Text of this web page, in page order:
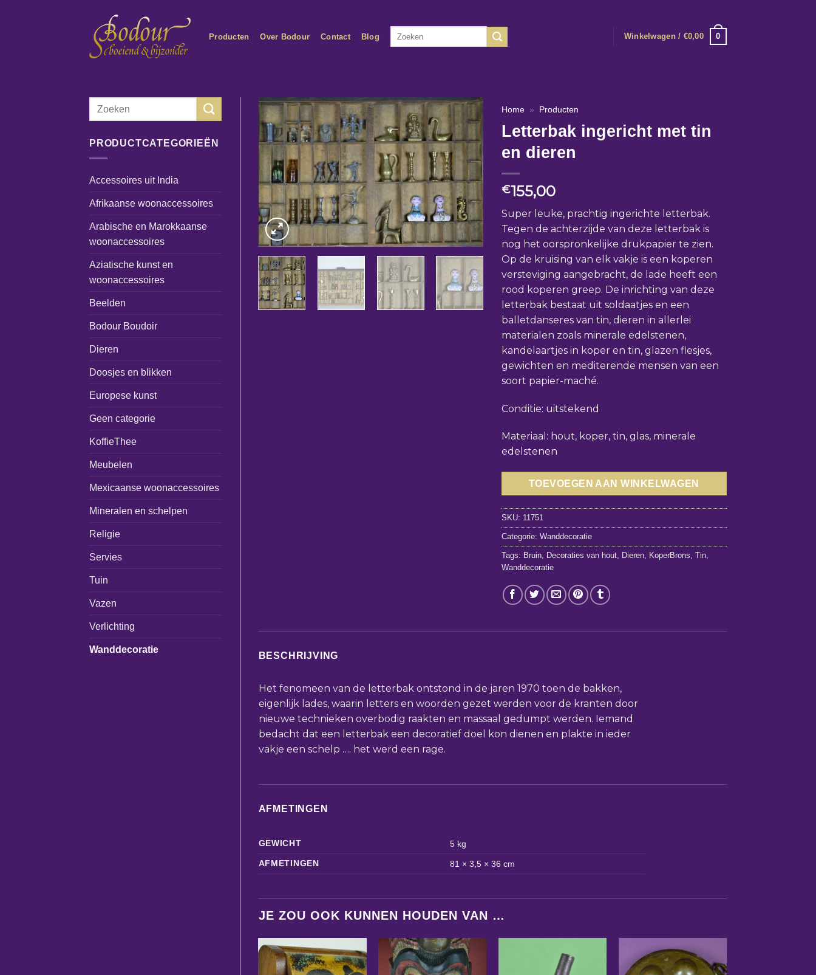
Producten Over Bodour Contact Blog Winkelwagen / €0,00 0
Zoeken
PRODUCTCATEGORIEËN
Accessoires uit India
Afrikaanse woonaccessoires
Arabische en Marokkaanse
woonaccessoires
Aziatische kunst en
woonaccessoires
Beelden
Bodour Boudoir
Dieren
Doosjes en blikken
Europese kunst
Geen categorie
KoffieThee
Meubelen
Mexicaanse woonaccessoires
Mineralen en schelpen
Religie
Servies
Tuin
Vazen
Verlichting
Wanddecoratie
Home » Producten
Letterbak ingericht met tin
en dieren
€155,00
Super leuke, prachtig ingerichte letterbak.
Tegen de achterzijde van deze letterbak is
nog het oorspronkelijke drukpapier te zien.
Op de kruising van elk vakje is een koperen
versteviging aangebracht, de lade heeft een
rood koperen greep. De inrichting van deze
letterbak bestaat uit soldaatjes en een
balletdanseres van tin, dieren in allerlei
materialen zoals minerale edelstenen,
kandelaartjes in koper en tin, glazen flesjes,
gewichten en mediterende mensen van een
soort papier-maché.
Conditie: uitstekend
Materiaal: hout, koper, tin, glas, minerale
edelstenen
TOEVOEGEN AAN WINKELWAGEN
SKU: 11751
Categorie:Wanddecoratie
Tags: Bruin Decoraties van hout Dieren KoperBrons ,Tin
Wanddecoratie
BESCHRIJVING
Het fenomeen van de letterbak ontstond in de jaren 1970 toen de bakken,
eigenlijk lades, waarin letters en woorden gezet werden voor de kranten door
nieuwe technieken overbodig raakten en massaal gedumpt werden. Iemand
bedacht dat een letterbak een decoratief doel kon dienen en plakte in ieder
vakje een schelp …. het werd een rage.
AFMETINGEN
GEWICHT
5 kg
AFMETINGEN
81 × 3,5 × 36 cm
JE ZOU OOK KUNNEN HOUDEN VAN …